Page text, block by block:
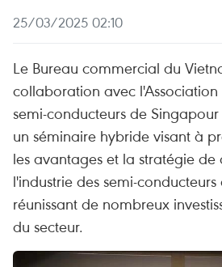
25/03/2025 02:10
Le Bureau commercial du
collaboration avec l'Association
semi-conducteurs de
un séminaire hybride visant à
les avantages et la stratégie
l'industrie des semi-
réunissant de nombreux
du secteur.